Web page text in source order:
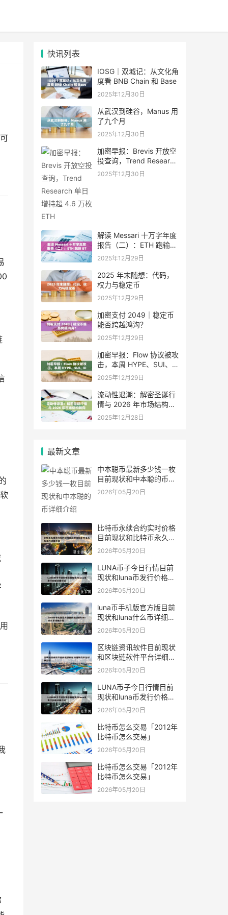
快讯列表
IOSG｜双城记：从文化角
度看 BNB Chain 和 Base
2025年12月30日
从武汉到硅谷，Manus 用
了九个月
2025年12月30日
加密早报：Brevis 开放空
投查询，Trend Research
单日增持超 4.6 万枚 ETH
2025年12月30日
解读 Messari 十万字年度
报告（二）：ETH 跑输
BTC，是边缘化还是定价
2025年12月29日
2025 年末随想：代码，
权力与稳定币
2025年12月29日
加密支付 2049｜稳定币
能否跨越鸿沟？
2025年12月29日
加密早报：Flow 协议被攻
击，本周 HYPE、SUI、
EIGEN 等代币将迎来大额
2025年12月29日
流动性退潮：解密圣诞行
情与 2026 年市场结构转
向
2025年12月28日
最新文章
中本聪币最新多少钱一枚
目前现状和中本聪的币详
细介绍
2026年05月20日
比特币永续合约实时价格
目前现状和比特币永久合
约详细介绍
2026年05月20日
LUNA币子今日行情目前
现状和luna币发行价格详
细介绍
2026年05月20日
luna币手机版官方版目前
现状和luna什么币详细介
绍
2026年05月20日
区块链资讯软件目前现状
和区块链软件平台详细介
绍
2026年05月20日
LUNA币子今日行情目前
现状和luna币发行价格详
细介绍
2026年05月20日
比特币怎么交易「2012年
比特币怎么交易」
2026年05月20日
比特币怎么交易「2012年
比特币怎么交易」
2026年05月20日